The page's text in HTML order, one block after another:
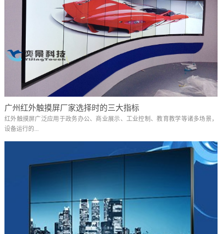
广州红外触摸屏厂家选择时的三大指标
红外触摸屏广泛应用于政务办公、商业展示、工业控制、教育教学等诸多场景，
设备运行的...